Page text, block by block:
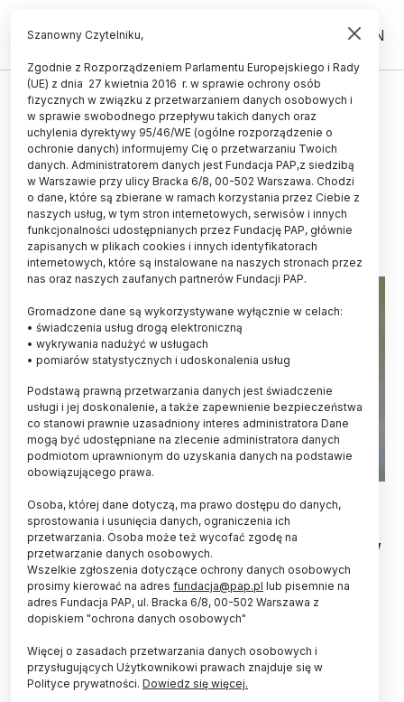
PL EN
UCZELNIE I INSTYTUCJE
Prezes PAN: premier chce od nas
konkretów w działaniach
naukowców na rzecz obronności
12.12.2025
aktualizacja: 12.12.2025
3 minuty czytania
Konarzewski. PAP/Rafał Guz
Prezes PAN prof. Marek Konarzewski powiedział w
czwartek, że premier Donald Tusk oczekuje od
naukowców konkretnych rozwiązań na rzecz
obronności – i to możliwych do realizacji w ciągu
miesięcy. Poinformował, że Akademia
zastosowania.
Szanowny Czytelniku,
Zgodnie z Rozporządzeniem Parlamentu Europejskiego i Rady
(UE) z dnia 27 kwietnia 2016 r. w sprawie ochrony osób
fizycznych w związku z przetwarzaniem danych osobowych i
w sprawie swobodnego przepływu takich danych oraz
uchylenia dyrektywy 95/46/WE (ogólne rozporządzenie o
ochronie danych) informujemy Cię o przetwarzaniu Twoich
danych. Administratorem danych jest Fundacja PAP,z siedzibą
w Warszawie przy ulicy Bracka 6/8, 00-502 Warszawa. Chodzi
o dane, które są zbierane w ramach korzystania przez Ciebie z
naszych usług, w tym stron internetowych, serwisów i innych
funkcjonalności udostępnianych przez Fundację PAP, głównie
zapisanych w plikach cookies i innych identyfikatorach
internetowych, które są instalowane na naszych stronach przez
nas oraz naszych zaufanych partnerów Fundacji PAP.
Gromadzone dane są wykorzystywane wyłącznie w celach:
• świadczenia usług drogą elektroniczną
• wykrywania nadużyć w usługach
• pomiarów statystycznych i udoskonalenia usług
Podstawą prawną przetwarzania danych jest świadczenie
usługi i jej doskonalenie, a także zapewnienie bezpieczeństwa
co stanowi prawnie uzasadniony interes administratora Dane
mogą być udostępniane na zlecenie administratora danych
podmiotom uprawnionym do uzyskania danych na podstawie
obowiązującego prawa.
Osoba, której dane dotyczą, ma prawo dostępu do danych,
sprostowania i usunięcia danych, ograniczenia ich
przetwarzania. Osoba może też wycofać zgodę na
przetwarzanie danych osobowych.
Wszelkie zgłoszenia dotyczące ochrony danych osobowych
prosimy kierować na adres fundacja@pap.pl lub pisemnie na
adres Fundacja PAP, ul. Bracka 6/8, 00-502 Warszawa z
dopiskiem "ochrona danych osobowych"
Więcej o zasadach przetwarzania danych osobowych i
przysługujących Użytkownikowi prawach znajduje się w
Polityce prywatności. Dowiedz się więcej.